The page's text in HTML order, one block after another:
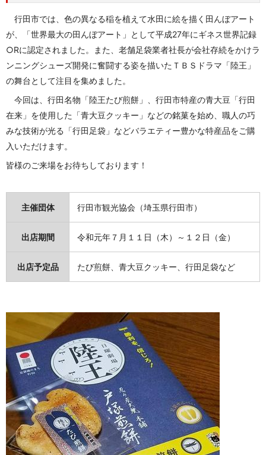
行田市では、色の異なる稲を植えて水田に絵を描く田んぼアート
が、「世界最大の田んぼアート」として平成27年にギネス世界記録
○Rに認定されました。また、老舗足袋業者社長が会社存続をかけラ
ンニングシューズ開発に奮闘する姿を描いたＴＢＳドラマ「陸王」
の舞台として注目を集めました。
今回は、行田名物「陸王たび煎餅」、行田市特産の青大豆「行田
在来」を使用した「青大豆クッキー」などの銘菓を始め、職人の巧
みな技術が光る「行田足袋」などバラエティー豊かな特産品をご購
入いただけます。
皆様のご来場をお待ちしております！
主催団体 行田市観光協会（埼玉県行田市）
出店期間 令和元年７月１１日（木）～１２日（金）
出店予定品 たび煎餅、青大豆クッキー、行田足袋など